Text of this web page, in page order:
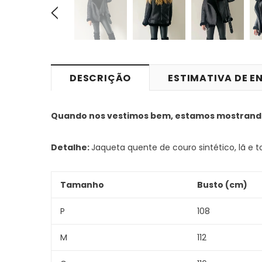
DESCRIÇÃO ESTIMATIVA DE
Quando nos vestimos bem, estamos
Detalhe:Jaqueta quente de couro sintético, lã e
Tamanho Busto (cm)
P 108
M 112